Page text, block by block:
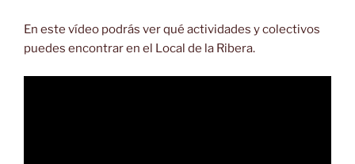
En este vídeo podrás ver qué actividades y colectivos
puedes encontrar en el Local de la Ribera.